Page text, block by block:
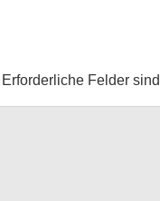
Erforderliche Felder